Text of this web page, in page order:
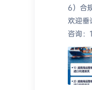
6）合
欢迎垂
咨询